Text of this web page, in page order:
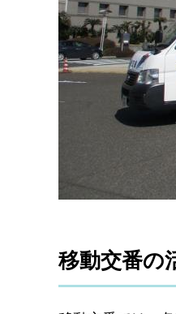
移動交番の